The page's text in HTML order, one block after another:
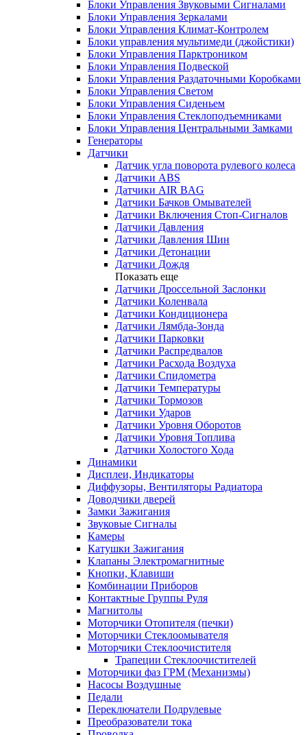
Блоки Управления Звуковыми Сигналами
Блоки Управления Зеркалами
Блоки Управления Климат-Контролем
Блоки управления мультимеди (джойстики)
Блоки Управления Парктроником
Блоки Управления Подвеской
Блоки Управления Раздаточными Коробками
Блоки Управления Светом
Блоки Управления Сиденьем
Блоки Управления Стеклоподъемниками
Блоки Управления Центральными Замками
Генераторы
Датчики
Датчик угла поворота рулевого колеса
Датчики ABS
Датчики AIR BAG
Датчики Бачков Омывателей
Датчики Включения Стоп-Сигналов
Датчики Давления
Датчики Давления Шин
Датчики Детонации
Датчики Дождя
Показать еще
Датчики Дроссельной Заслонки
Датчики Коленвала
Датчики Кондиционера
Датчики Лямбда-Зонда
Датчики Парковки
Датчики Распредвалов
Датчики Расхода Воздуха
Датчики Спидометра
Датчики Температуры
Датчики Тормозов
Датчики Ударов
Датчики Уровня Оборотов
Датчики Уровня Топлива
Датчики Холостого Хода
Динамики
Дисплеи, Индикаторы
Диффузоры, Вентиляторы Радиатора
Доводчики дверей
Замки Зажигания
Звуковые Сигналы
Камеры
Катушки Зажигания
Клапаны Электромагнитные
Кнопки, Клавиши
Комбинации Приборов
Контактные Группы Руля
Магнитолы
Моторчики Отопителя (печки)
Моторчики Стеклоомывателя
Моторчики Стеклоочистителя
Трапеции Стеклоочистителей
Моторчики фаз ГРМ (Механизмы)
Насосы Воздушные
Педали
Переключатели Подрулевые
Преобразователи тока